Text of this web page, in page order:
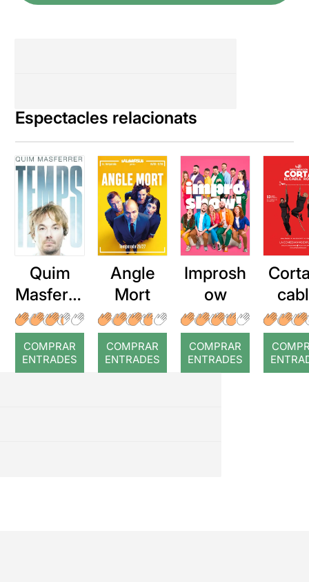
Espectacles relacionats
Quim
Masferre
r: Temps
COMPRAR
ENTRADES
Angle
Mort
COMPRAR
ENTRADES
Improsh
ow
COMPRAR
ENTRADES